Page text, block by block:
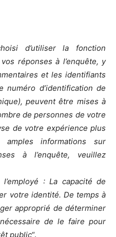
d’utiliser la fonction
réponses à l’enquête, y
et les identifiants
numéro d’identification de
peuvent être mises à
de personnes de votre
de votre expérience plus
informations sur
à l’enquête, veuillez
: La capacité de
votre identité. De temps à
approprié de déterminer
de le faire pour
public“.